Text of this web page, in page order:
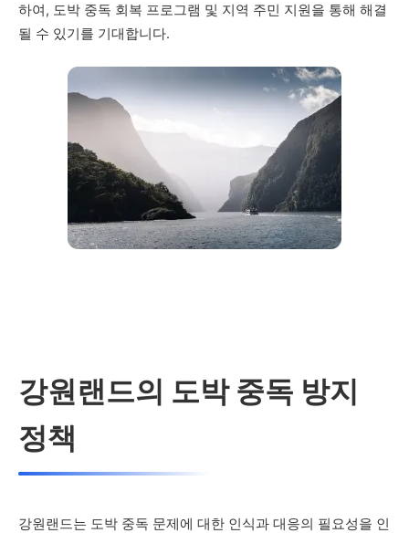
하여, 도박 중독 회복 프로그램 및 지역 주민 지원을 통해 해결
될 수 있기를 기대합니다.
강원랜드의 도박 중독 방지
정책
강원랜드는 도박 중독 문제에 대한 인식과 대응의 필요성을 인